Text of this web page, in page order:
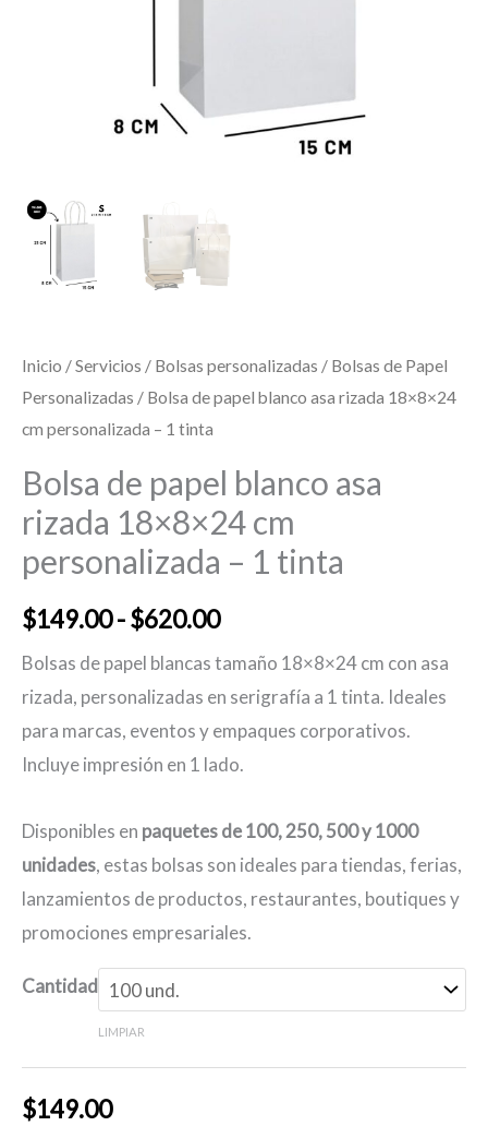
Inicio /Servicios / Bolsas personalizadas / Bolsas de Papel
Personalizadas / Bolsa de papel blanco asa rizada 18×8×24
cm personalizada – 1 tinta
Bolsa de papel blanco asa
rizada 18×8×24 cm
personalizada – 1 tinta
$149.00-$620.00Rango
de
precios:
desde
hasta
$620.00
Bolsas de papel blancas tamaño 18×8×24 cm con asa
rizada, personalizadas en serigrafía a 1 tinta. Ideales
para marcas, eventos y empaques corporativos.
Incluye impresión en 1 lado.
Disponibles en paquetes de 100, 250, 500 y 1000
unidades, estas bolsas son ideales para tiendas, ferias,
lanzamientos de productos, restaurantes, boutiques y
promociones empresariales.
Cantidad
LIMPIAR
$149.00